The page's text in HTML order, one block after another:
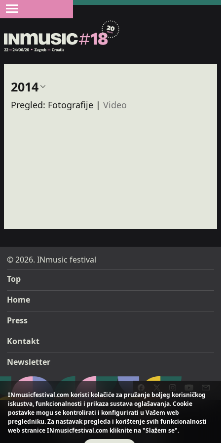
2014
Pregled: Fotografije | Video
© 2026. INmusic festival
Top
Home
Press
Kontakt
Newsletter
INmusicfestival.com koristi kolačiće za pružanje boljeg korisničkog
iskustva, funkcionalnosti i prikaza sustava oglašavanja. Cookie
postavke mogu se kontrolirati i konfigurirati u Vašem web
pregledniku. Za nastavak pregleda i korištenje svih funkcionalnosti
web stranice INmusicfestival.com kliknite na "Slažem se".